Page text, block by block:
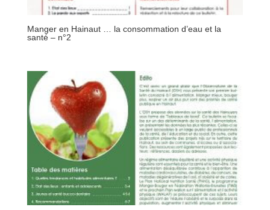
Manger en Hainaut … la consommation d’eau et la
santé – n°2